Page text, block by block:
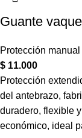
Guante
Protección manual
$ 11.000
Protección
del antebrazo,
duradero, flexible
económico, ideal